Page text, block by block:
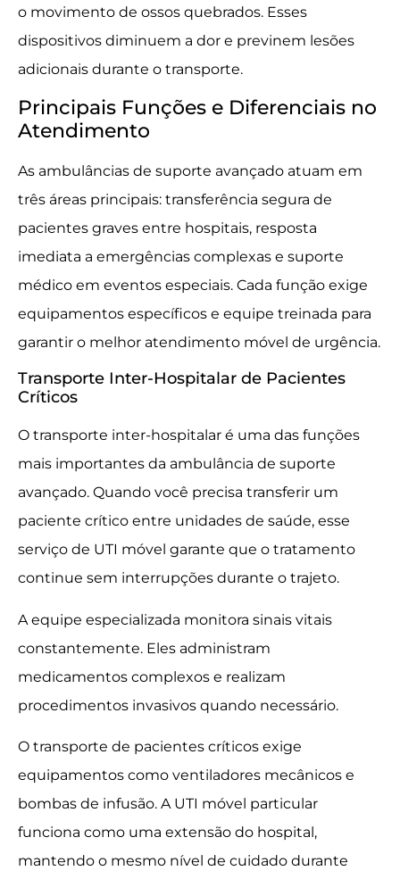
o movimento de ossos quebrados. Esses
dispositivos diminuem a dor e previnem lesões
adicionais durante o transporte.
Principais Funções e Diferenciais no
Atendimento
As ambulâncias de suporte avançado atuam em
três áreas principais: transferência segura de
pacientes graves entre hospitais, resposta
imediata a emergências complexas e suporte
médico em eventos especiais. Cada função exige
equipamentos específicos e equipe treinada para
garantir o melhor atendimento móvel de urgência.
Transporte Inter-Hospitalar de Pacientes
Críticos
O transporte inter-hospitalar é uma das funções
mais importantes da ambulância de suporte
avançado. Quando você precisa transferir um
paciente crítico entre unidades de saúde, esse
serviço de UTI móvel garante que o tratamento
continue sem interrupções durante o trajeto.
A equipe especializada monitora sinais vitais
constantemente. Eles administram
medicamentos complexos e realizam
procedimentos invasivos quando necessário.
O transporte de pacientes críticos exige
equipamentos como ventiladores mecânicos e
bombas de infusão. A UTI móvel particular
funciona como uma extensão do hospital,
mantendo o mesmo nível de cuidado durante